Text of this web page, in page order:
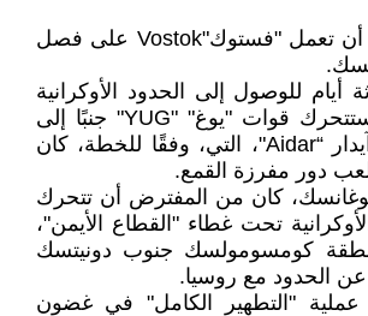
كان من المفترض أن تعمل "فستوك"Vostok على فصل
أيام للوصول إلى الحدود الأوكرانية
الروسية، وكانت ستتحرك قوات "يوغ" "YUG" جنبًا إلى
جنب مع "جماعة آيدار “Aidar"، التي، وفقًا للخطة، كان
دور مفرزة القمع.
كان من المفترض أن تتحرك
تحت غطاء "القطاع الأيمن"،
كومسومولسك جنوب دونيتسك
عن الحدود مع روسيا.
عملية "التطهير الكامل" في غضون